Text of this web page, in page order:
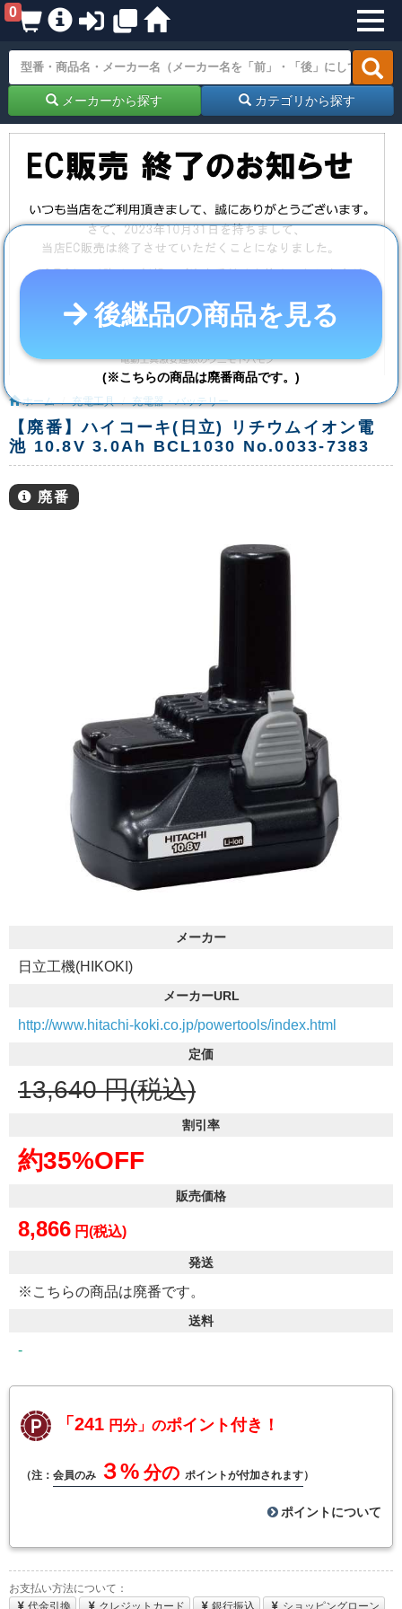
0
メーカーから探す カテゴリから探す
ホーム 充電工具 充電器・バッテリー
【廃番】ハイコーキ(日立) リチウムイオン電
池 10.8V 3.0Ah BCL1030 No.0033-7383
廃番
メーカー
日立工機(HIKOKI)
メーカーURL
http://www.hitachi-koki.co.jp/powertools/index.html
定価
13,640 円(税込)
割引率
約35%OFF
販売価格
8,866 円(税込)
発送
※こちらの商品は廃番です。
送料
-
「241 円分」のポイント付き！
（注： 会員のみ ３% 分の ポイントが付加されます）
ポイントについて
お支払い方法について：
代金引換
クレジットカード 銀行振込 ショッピングローン
後継品の商品を見る
(※こちらの商品は廃番商品です。)